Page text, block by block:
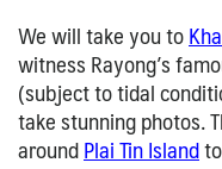
We will take you to
witness Rayong’s
(subject to tidal
take stunning photos.
aroundPlai Tin Island